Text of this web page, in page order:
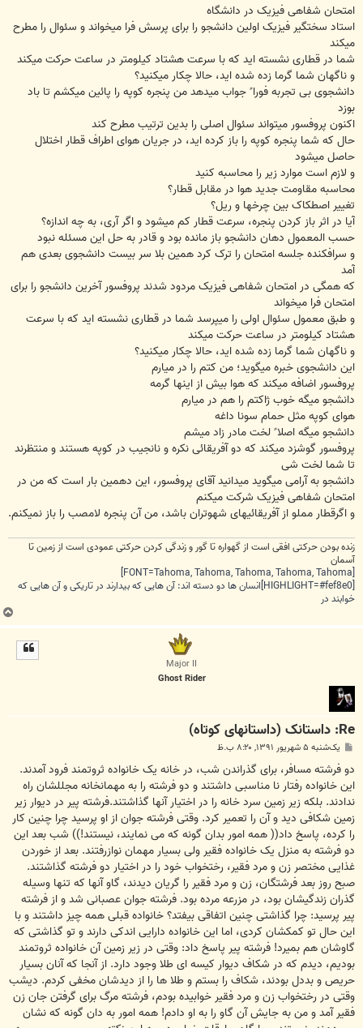
ت
امتحان شفاهی فیزیک در دانشگاه
استاد سختگیر فیزیک اولین دانشجو را برای پرسش فرا میخواند و سئوال را مطرح
میکند
شما در قطاری نشسته اید که با سرعت هشتاد کیلومتر در ساعت حرکت میکند
و ناگهان شما گرما زده شده اید، حالا چکار میکنید؟
دانشجوی بی تجربه فورا ً جواب میدهد من پنجره کوپه را پائین میکشم تا باد
بوزد
اکنون پروفسور میتواند سئوال اصلی را بدین ترتیب مطرح کند
حال که شما پنجره کوپه را باز کرده اید، در جریان هوای اطراف قطار اختلال
حاصل میشود
و لازم است موارد زیر را محاسبه کنید
محاسبه مقاومت جدید هوا در مقابل قطار؟
تغییر اصطکاک بین چرخها و ریل؟
آیا در اثر باز کردن پنجره، سرعت قطار کم میشود و اگر آری، به چه اندازه؟
حسب المعمول دهان دانشجو باز مانده بود و قادر به حل این مسئله نبود
و سرافکنده جلسه امتحان را ترک کرد همین بلا سر بیست دانشجوی بعدی هم
آمد
که همگی در امتحان شفاهی فیزیک مردود شدند پروفسور آخرین دانشجو را برای
امتحان فرا میخواند
و طبق معمول سئوال اولی را میپرسد شما در قطاری نشسته اید که با سرعت
هشتاد کیلومتر در ساعت حرکت میکند
و ناگهان شما گرما زده شده اید، حالا چکار میکنید؟
این دانشجوی خبره میگوید؛ من کتم را در میارم
پروفسور اضافه میکند که هوا بیش از اینها گرمه
دانشجو میگه خوب ژاکتم را هم در میارم
هوای کوپه مثل حمام سونا داغه
دانشجو میگه اصلا ً لخت مادر زاد میشم
پروفسور گوشزد میکند که دو آفریقائی نکره و نانجیب در کوپه هستند و منتظرند
تا شما لخت شی
دانشجو به آرامی میگوید میدانید آقای پروفسور، این دهمین بار است که من در
امتحان شفاهی فیزیک شرکت میکنم
و اگرقطار مملو از آفریقائیهای شهوتران باشد، من آن پنجره لامصب را باز نمیکنم.
زنده بودن حرکتی افقی است از گهواره تا گور و زندگی کردن حرکتی عمودی است از زمین تا
آسمان
[FONT=Tahoma, Tahoma, Tahoma, Tahoma, Tahoma]
[HIGHLIGHT=#fef8e0]انسان ها دو دسته اند: آن هایی که بیدارند در تاریکی و آن هایی که
خوابند در
ب
ا
Major II
Ghost Rider
Re: داستانک (داستانهای کوتاه)
پ
ت
یک‌شنبه ۵ شهریور ۱۳۹۱, ۸:۲۰ ب.ظ
دو فرشته مسافر، برای گذراندن شب، در خانه یک خانواده ثروتمند فرود آمدند.
این خانواده رفتار نا مناسبی داشتند و دو فرشته را به مهمانخانه مجللشان راه
ندادند. بلکه زیر زمین سرد خانه را در اختیار آنها گذاشتند.فرشته پیر در دیوار زیر
زمین شکافی دید و آن را تعمیر کرد. وقتی فرشته جوان از او پرسید چرا چنین کار
را کرده، پاسخ داد(( همه امور بدان گونه که می نمایند، نیستند!)) شب بعد این
دو فرشته به منزل یک خانواده فقیر ولی بسیار مهمان نوازرفتند. بعد از خوردن
غذایی مختصر زن و مرد فقیر، رختخواب خود را در اختیار دو فرشته گذاشتند.
صبح روز بعد فرشتگان، زن و مرد فقیر را گریان دیدند، گاو آنها که تنها وسیله
گذران زندگیشان بود، در مزرعه مرده بود. فرشته جوان عصبانی شد و از فرشته
پیر پرسید: چرا گذاشتی چنین اتفاقی بیفتد؟ خانواده قبلی همه چیز داشتند و با
این حال تو کمکشان کردی، اما این خانواده دارایی اندکی دارند و تو گذاشتی که
گاوشان هم بمیرد! فرشته پیر پاسخ داد: وقتی در زیر زمین آن خانواده ثروتمند
بودیم، دیدم که در شکاف دیوار کیسه ای طلا وجود دارد. از آنجا که آنان بسیار
حریص و بددل بودند، شکاف را بستم و طلا ها را از دیدشان مخفی کردم. دیشب
وقتی در رختخواب زن و مرد فقیر خوابیده بودم، فرشته مرگ برای گرفتن جان زن
فقیر آمد و من به جایش آن گاو را به او دادم! همه امور به دان گونه که نشان